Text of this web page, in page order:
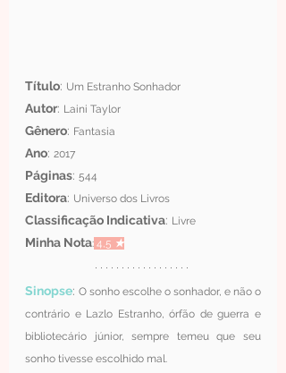
Título: Um Estranho Sonhador
Autor: Laini Taylor
Gênero: Fantasia
Ano: 2017
Páginas: 544
Editora: Universo dos Livros
Classificação Indicativa: Livre
Minha Nota: 4,5 ★
Sinopse: O sonho escolhe o sonhador, e não o
contrário e Lazlo Estranho, órfão de guerra e
bibliotecário júnior, sempre temeu que seu
sonho tivesse escolhido mal.